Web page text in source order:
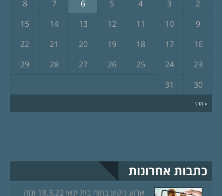
« מרץ
2
3
4
5
6
7
8
9
10
11
12
13
14
15
16
17
18
19
20
21
22
23
24
25
26
27
28
29
30
31
כתבות אחרונות
ארוע ניקיון בחוף בית ינאי 18.3.22 ומה